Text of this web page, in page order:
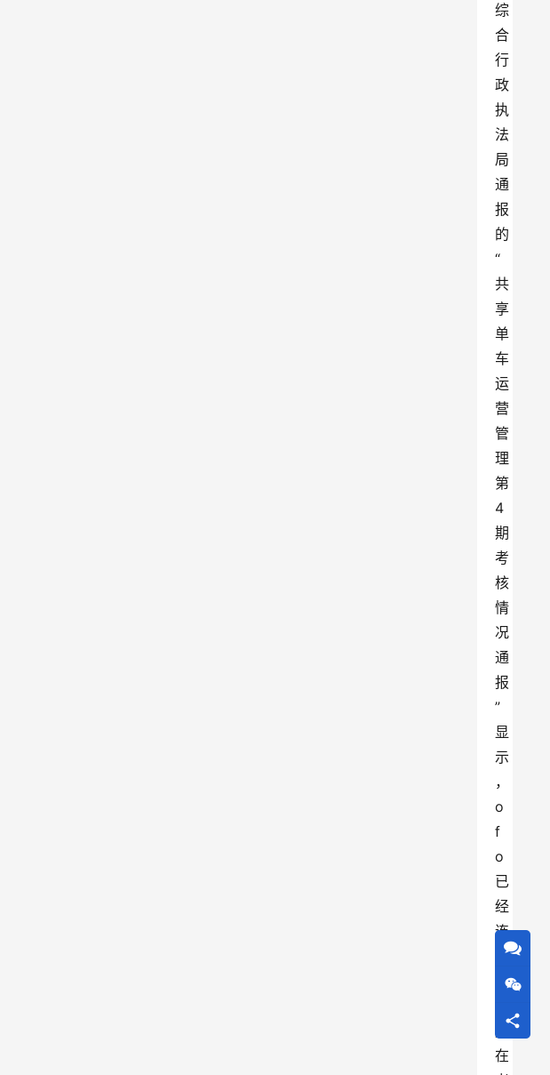
综
合
行
政
执
法
局
通
报
的
“
共
享
单
车
运
营
管
理
第
4
期
考
核
情
况
通
报
”
显
示
，
o
f
o
已
经
连
续
月
在